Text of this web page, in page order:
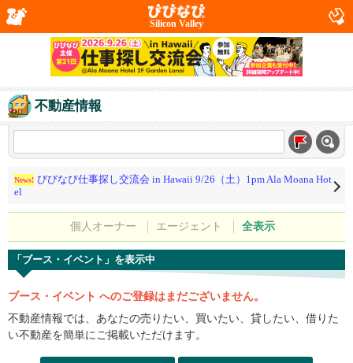
Silicon Valley
不動産情報
News! びびなび仕事探し交流会 in Hawaii 9/26（土）1pm Ala Moana Hot
el
個人オーナー エージェント 全表示
「ブース・イベント」を表示中
ブース・イベント へのご登録はまだございません。
不動産情報では、あなたの売りたい、買いたい、貸したい、借りた
い不動産を簡単にご掲載いただけます。